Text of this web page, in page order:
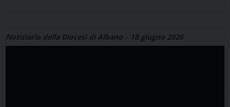
Notiziario della Diocesi di Albano – 18 giugno 2026